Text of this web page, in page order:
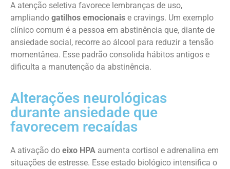
A atenção seletiva favorece lembranças de uso,
ampliando gatilhos emocionais e cravings. Um exemplo
clínico comum é a pessoa em abstinência que, diante de
ansiedade social, recorre ao álcool para reduzir a tensão
momentânea. Esse padrão consolida hábitos antigos e
dificulta a manutenção da abstinência.
Alterações neurológicas
durante ansiedade que
favorecem recaídas
A ativação do eixo HPA aumenta cortisol e adrenalina em
situações de estresse. Esse estado biológico intensifica o